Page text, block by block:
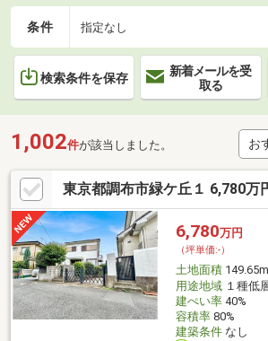
条件 指定なし
検索条件を保存
新着メールを受
取る
1,002件が該当しました。
東京都調布市緑ケ丘１ 6,780万
6,780万円
（坪単価:-）
土地面積149.65m
用途地域１種低
建ぺい率40%
容積率80%
建築条件なし